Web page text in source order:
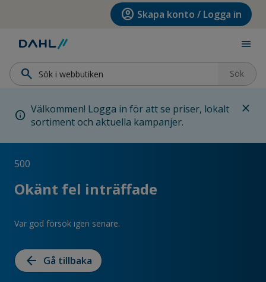
Hoppa till huvudinnehållet account_circle Skapa konto / Logga in
menu
search Sök
info Välkommen! Logga in för att se priser, lokalt
sortiment och aktuella kampanjer.
close
500
Okänt fel inträffade
Var god försök igen senare.
arrow_back Gå tillbaka